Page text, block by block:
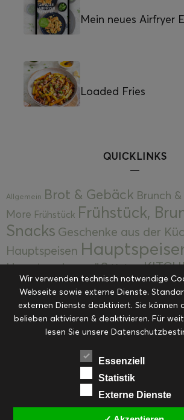
Mein neues Airfryer
Loaded Fries
QUICKLINKS
Allgemein Brot & Gebäck Brunch
More Frühstück Frühstück,
Snacks Geschenke aus der
Hauptspeisen
Hauptspeisen süßKekse
Kuchen, Torten &
Desserts Kulinarik Kulinarische
Eingemachtes Ohne Kategorie
RezepteSaisonalSlider
Suppen, Salate &
Vorspeisen, Salate &
Weihnachten Workshops & Events
Wir verwenden technisch notwendige
Webseite sowie externe Dienste.
externen Dienste deaktiviert. Sie können
belieben aktivieren & deaktivieren. Für
lesen Sie unsere
Essenziell
Statistik
Externe Dienste